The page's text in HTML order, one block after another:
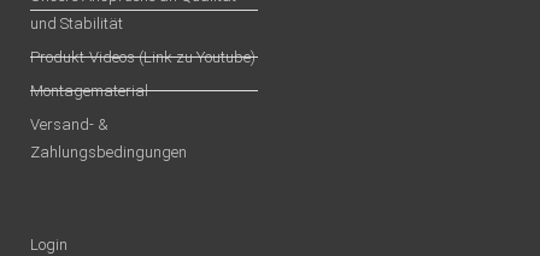
und Stabilität
Produkt-Videos (Link zu Youtube)
Montagematerial
Versand- &
Zahlungsbedingungen
Login